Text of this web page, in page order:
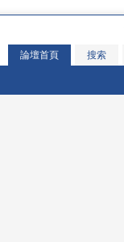
論壇首頁 搜索